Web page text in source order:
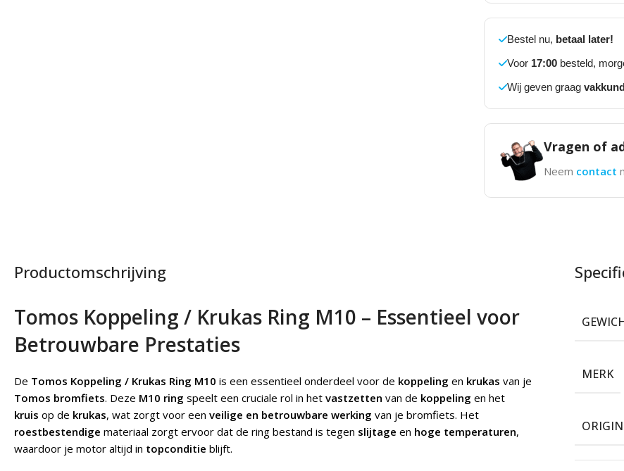
Bestel nu, betaal later!
Voor 17:00besteld,
Wij geven graag
Vragen of
Neem contact
Productomschrijving
Tomos Koppeling / Krukas Ring M10 – Essentieel voor
Betrouwbare Prestaties
De Tomos Koppeling / Krukas Ring M10 is een essentieel onderdeel voor de koppeling en krukas van je
Tomos bromfiets. Deze M10 ring speelt een cruciale rol in het vastzetten van de koppeling en het
kruis op de krukas, wat zorgt voor een veilige en betrouwbare werking van je bromfiets. Het
roestbestendige materiaal zorgt ervoor dat de ring bestand is tegen slijtage en hoge temperaturen,
waardoor je motor altijd in topconditie blijft.
MERK